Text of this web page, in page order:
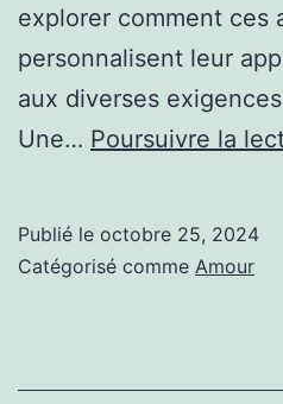
explorer comment ces
personnalisent leur
aux diverses
Une… Poursuivre la
Publié le octobre 25, 2024
Catégorisé comme Amour